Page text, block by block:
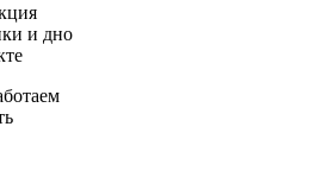
и дно